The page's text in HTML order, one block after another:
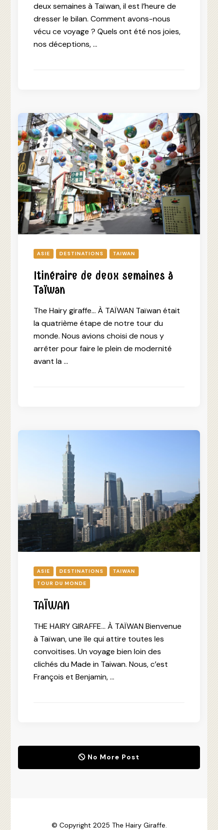
deux semaines à Taïwan, il est l’heure de
dresser le bilan. Comment avons-nous
vécu ce voyage ? Quels ont été nos joies,
nos déceptions, …
ASIE DESTINATIONS TAIWAN
Itinéraire de deux semaines à
Taïwan
The Hairy giraffe… À TAÏWAN Taïwan était
la quatrième étape de notre tour du
monde. Nous avions choisi de nous y
arrêter pour faire le plein de modernité
avant la …
ASIE DESTINATIONS
TAIWAN
TOUR DU MONDE
TAÏWAN
THE HAIRY GIRAFFE… À TAÏWAN Bienvenue
à Taïwan, une île qui attire toutes les
convoitises. Un voyage bien loin des
clichés du Made in Taiwan. Nous, c’est
François et Benjamin, …
No More Post
© Copyright 2025 The Hairy Giraffe.